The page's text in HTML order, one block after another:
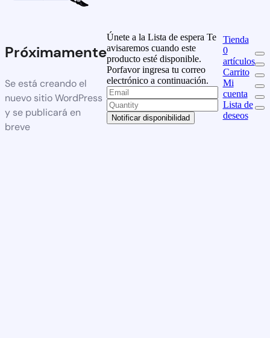
Próximamente
Se está creando el
nuevo sitio WordPress
y se publicará en
breve
Únete a la Lista de espera Te
avisaremos cuando este
producto esté disponible.
Porfavor ingresa tu correo
electrónico a continuación.
Notificar disponibilidad
Tienda
0
artículos
Carrito
Mi
cuenta
Lista de
deseos